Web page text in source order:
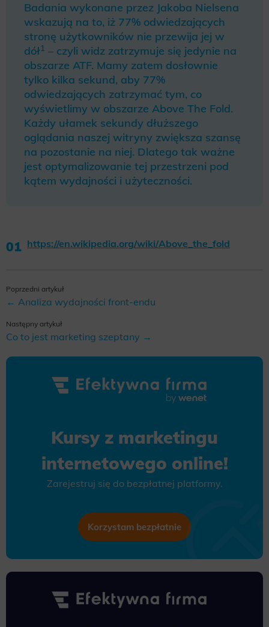
Badania wykonane przez Jakoba Nielsena
wskazują na to, iż 77% odwiedzających
stronę użytkowników nie przewija jej w
dół1 – czyli widz zatrzymuje się jedynie na
obszarze ATF. Mamy zatem dosłownie
tylko kilka sekund, aby 77%
odwiedzających zatrzymać tym, co
wyświetlimy w obszarze Above The Fold.
Każdy ułamek sekundy dłuższego
oglądania naszej witryny zwiększa szansę
na pozostanie na niej. Dlatego tak ważne
jest optymalizowanie tej przestrzeni pod
kątem wydajności i użyteczności.
https://en.wikipedia.org/wiki/Above_the_fold
Poprzedni artykuł
← Analiza wydajności front-endu
Następny artykuł
Co to jest marketing szeptany →
Kursy z marketingu
internetowego online!
Zarejestruj się do bezpłatnej platformy.
Korzystam bezpłatnie